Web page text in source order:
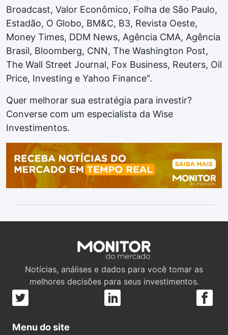
Broadcast, Valor Econômico, Folha de São Paulo,
Estadão, O Globo, BM&C, B3, Revista Oeste,
Money Times, DDM News, Agência CMA, Agência
Brasil, Bloomberg, CNN, The Washington Post,
The Wall Street Journal, Fox Business, Reuters, Oil
Price, Investing e Yahoo Finance".
Quer melhorar sua estratégia para investir?
Converse com um especialista da Wise
Investimentos.
Notícias, análises e dados para você tomar as
melhores decisões para seus investimentos.
Menu do site